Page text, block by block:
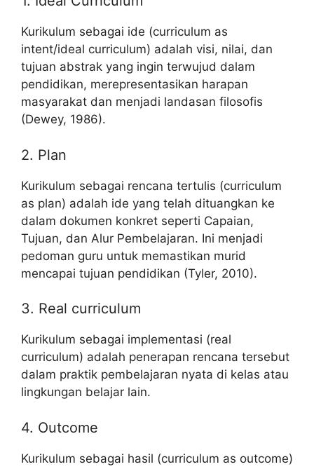
Kurikulum sebagai ide (curriculum as
intent/ideal curriculum) adalah visi, nilai, dan
tujuan abstrak yang ingin terwujud dalam
pendidikan, merepresentasikan harapan
masyarakat dan menjadi landasan filosofis
(Dewey, 1986).
2. Plan
Kurikulum sebagai rencana tertulis (curriculum
as plan) adalah ide yang telah dituangkan ke
dalam dokumen konkret seperti Capaian,
Tujuan, dan Alur Pembelajaran. Ini menjadi
pedoman guru untuk memastikan murid
mencapai tujuan pendidikan (Tyler, 2010).
3. Real curriculum
Kurikulum sebagai implementasi (real
curriculum) adalah penerapan rencana tersebut
dalam praktik pembelajaran nyata di kelas atau
lingkungan belajar lain.
4. Outcome
Kurikulum sebagai hasil (curriculum as outcome)